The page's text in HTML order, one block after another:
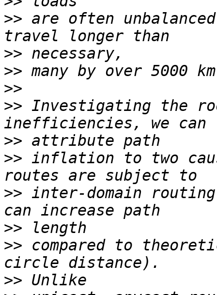
>> are often
>>
>>
>>
>> Investigating the
>>
>> inflation to two
>> inter-domain
>>
>> compared to
>>